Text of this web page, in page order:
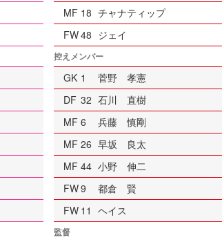
MF 18 チャナティップ
FW48 ジェイ
控えメンバー
GK 1
菅野 孝憲
DF 32 石川 直樹
MF 6
兵藤 慎剛
MF 26 早坂 良太
MF 44 小野 伸二
FW9
都倉 賢
FW 11 ヘイス
監督